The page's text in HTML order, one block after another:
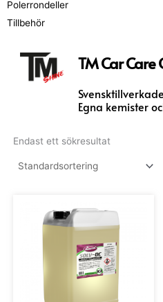
Polerrondeller
Tillbehör
TM Car Care
Egna kemister
Endast ett sökresultat
här
produkten
har
flera
varianter.